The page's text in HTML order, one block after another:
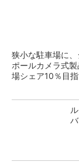
狭小な駐車場に
ポールカメラ式
場シェア10％目